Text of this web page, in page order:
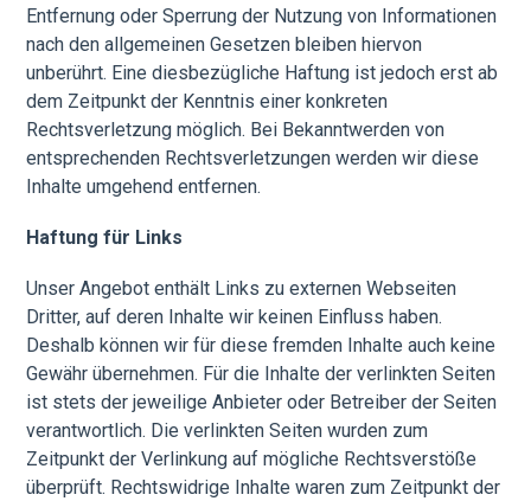
Entfernung oder Sperrung der Nutzung von Informationen
nach den allgemeinen Gesetzen bleiben hiervon
unberührt. Eine diesbezügliche Haftung ist jedoch erst ab
dem Zeitpunkt der Kenntnis einer konkreten
Rechtsverletzung möglich. Bei Bekanntwerden von
entsprechenden Rechtsverletzungen werden wir diese
Inhalte umgehend entfernen.
Haftung für Links
Unser Angebot enthält Links zu externen Webseiten
Dritter, auf deren Inhalte wir keinen Einfluss haben.
Deshalb können wir für diese fremden Inhalte auch keine
Gewähr übernehmen. Für die Inhalte der verlinkten Seiten
ist stets der jeweilige Anbieter oder Betreiber der Seiten
verantwortlich. Die verlinkten Seiten wurden zum
Zeitpunkt der Verlinkung auf mögliche Rechtsverstöße
überprüft. Rechtswidrige Inhalte waren zum Zeitpunkt der